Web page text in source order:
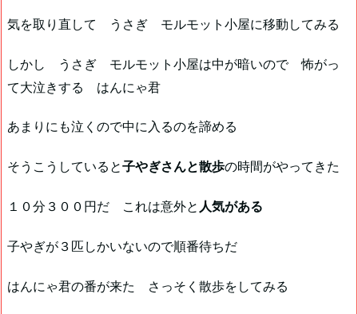
気を取り直して うさぎ モルモット小屋に移動してみる
しかし うさぎ モルモット小屋は中が暗いので 怖がっ
て大泣きする はんにゃ君
あまりにも泣くので中に入るのを諦める
そうこうしていると子やぎさんと散歩の時間がやってきた
１０分３００円だ これは意外と 人気がある
子やぎが３匹しかいないので順番待ちだ
はんにゃ君の番が来た さっそく散歩をしてみる